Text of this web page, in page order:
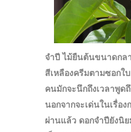
จำปี ไม้ยืนต้นขนาดกลา
สีเหลืองครีมตามซอกใ
คนมักจะนึกถึงเวลาพูด
นอกจากจะเด่นในเรื่อ
ผ่านแล้ว ดอกจำปียังนิ